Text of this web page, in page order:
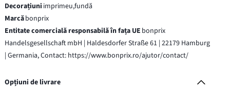
Decorațiuni imprimeu,fundă
Marcăbonprix
Entitate comercială responsabilă în fața UE bonprix
Handelsgesellschaft mbH | Haldesdorfer Straße 61 | 22179 Hamburg
| Germania, Contact: https://www.bonprix.ro/ajutor/contact/
Opțiuni de livrare